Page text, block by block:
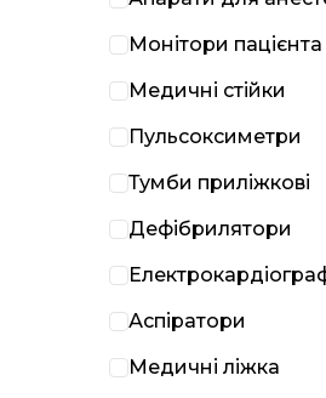
Монітори пацієнта
Медичні стійки
Пульсоксиметри
Тумби приліжкові
Дефібрилятори
Аспіратори
Медичні ліжка